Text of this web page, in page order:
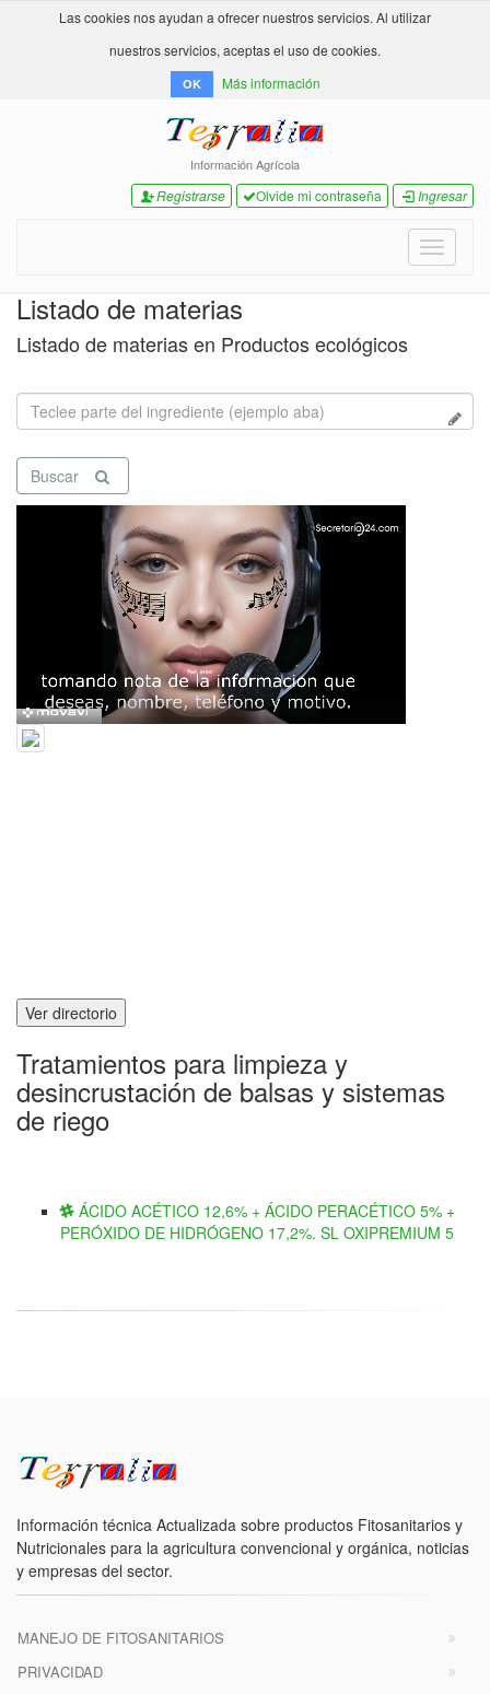
Las cookies nos ayudan a ofrecer nuestros servicios. Al utilizar
nuestros servicios, aceptas el uso de cookies.
OK Más información
Información Agrícola
Registrarse Olvide mi contraseña Ingresar
Toggle
Listado de materias
Listado de materias en Productos ecológicos
Buscar
Ver directorio
Tratamientos para limpieza y
desincrustación de balsas y sistemas
de riego
ÁCIDO ACÉTICO 12,6% + ÁCIDO PERACÉTICO 5% +
PERÓXIDO DE HIDRÓGENO 17,2%. SL OXIPREMIUM 5
Información técnica Actualizada sobre productos Fitosanitarios y
Nutricionales para la agricultura convencional y orgánica, noticias
y empresas del sector.
MANEJO DE FITOSANITARIOS
PRIVACIDAD